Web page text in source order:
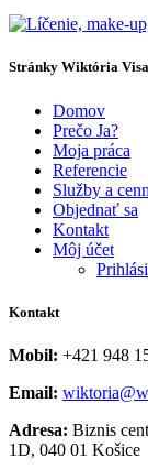
Stránky Wiktória
Domov
Prečo Ja?
Moja práca
Referencie
Služby a
Objednať sa
Kontakt
Môj účet
Kontakt
Mobil: +421 948
Email:
Adresa: Biznis
1D, 040 01 Košice